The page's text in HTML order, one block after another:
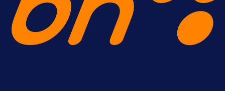
A Selekcija
Reprezentativac BiH bi mogao